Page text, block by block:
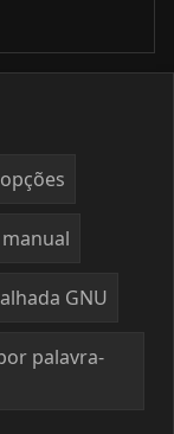
GNU
palavra-